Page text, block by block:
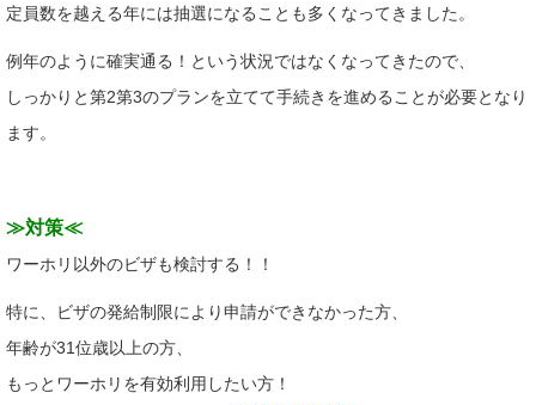
定員数を越える年には抽選になることも多くなってきました。
例年のように確実通る！という状況ではなくなってきたので、
しっかりと第2第3のプランを立てて手続きを進めることが必要となり
ます。
≫対策≪
ワーホリ以外のビザも検討する！！
特に、ビザの発給制限により申請ができなかった方、
年齢が31位歳以上の方、
もっとワーホリを有効利用したい方！